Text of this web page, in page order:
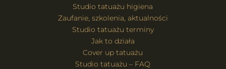
Studio tatuażu higiena
Zaufanie, szkolenia, aktualności
Studio tatuażu terminy
Jak to działa
Cover up tatuażu
Studio tatuażu – FAQ